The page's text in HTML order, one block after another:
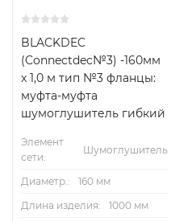
BLACKDEC
(Connectdec№3) -160мм
x 1,0 м тип №3 фланцы:
муфта-муфта
шумоглушитель гибкий
Элемент
сети:
Шумоглушитель
Диаметр.:
160 мм
Длина изделия:
1000 мм